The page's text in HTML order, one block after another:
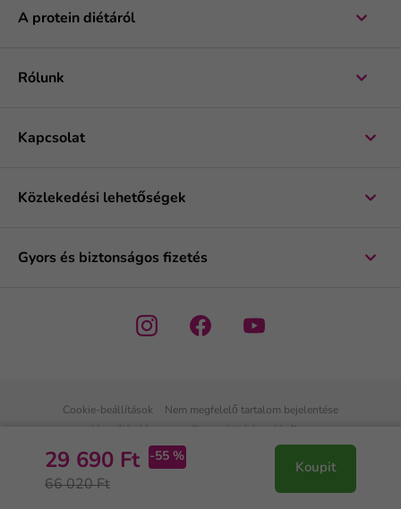
-55 %
29 690 Ft
66 020 Ft
Koupit
A protein diétáról
Rólunk
Kapcsolat
Közlekedési lehetőségek
Gyors és biztonságos fizetés
© 2026 Ketomix.hu
Cookie-beállítások
Nem megfelelő tartalom bejelentése
Hozzájárulás a személyes adatok kezeléséhez
Személyes adatok kezelésére vonatkozó szabályzat